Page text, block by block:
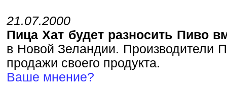
21.07.2000
Пица Хат будет разносить Пиво
в Новой Зеландии. Производители
продажи своего продукта.
Ваше мнение?